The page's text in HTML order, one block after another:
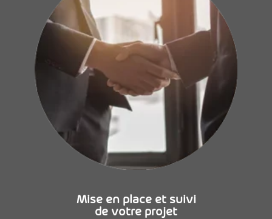
Mise en place et suivi
de votre projet